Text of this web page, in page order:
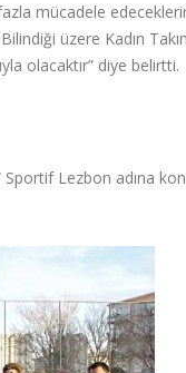
mücadele
üzere Kadın
olacaktır” diye belirtti.
Lezbon adına